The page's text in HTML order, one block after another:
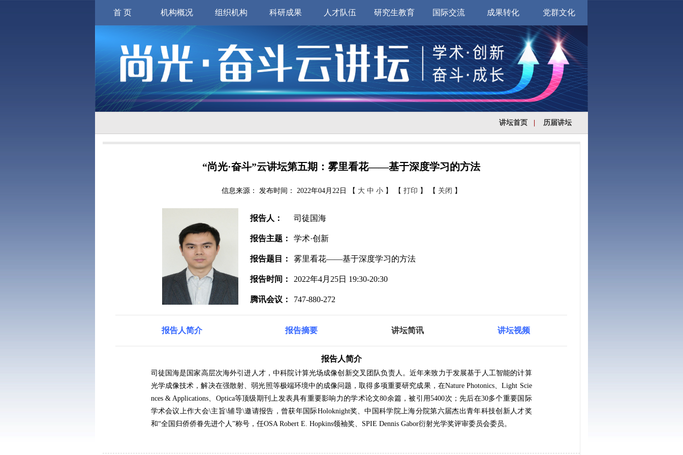
首 页 机构概况 组织机构 科研成果 人才队伍 研究生教育 国际交流 成果转化 党群文化
讲坛首页 历届讲坛
“尚光·奋斗”云讲坛第五期：雾里看花——基于深度学习的方法
信息来源： 发布时间： 2022年04月22日 【 大 中 小 】 【 打印 】 【 关闭 】
报告人： 司徒国海
报告主题： 学术·创新
报告题目： 雾里看花——基于深度学习的方法
报告时间： 2022年4月25日 19:30-20:30
腾讯会议： 747-880-272
报告人简介 报告摘要 讲坛简讯 讲坛视频
报告人简介
司徒国海是国家高层次海外引进人才，中科院计算光场成像创新交叉团队负责人。近年来致力于发展基于人工智能的计算
光学成像技术，解决在强散射、弱光照等极端环境中的成像问题，取得多项重要研究成果，在Nature Photonics、Light Scie
nces & Applications、 Optica等顶级期刊上发表具有重要影响力的学术论文80余篇，被引用5400次；先后在30多个重要国际
学术会议上作大会\主旨\辅导\邀请报告，曾获年国际Holoknight奖、中国科学院上海分院第六届杰出青年科技创新人才奖
和“全国归侨侨眷先进个人”称号，任OSA Robert E. Hopkins领袖奖、 SPIE Dennis Gabor衍射光学奖评审委员会委员。